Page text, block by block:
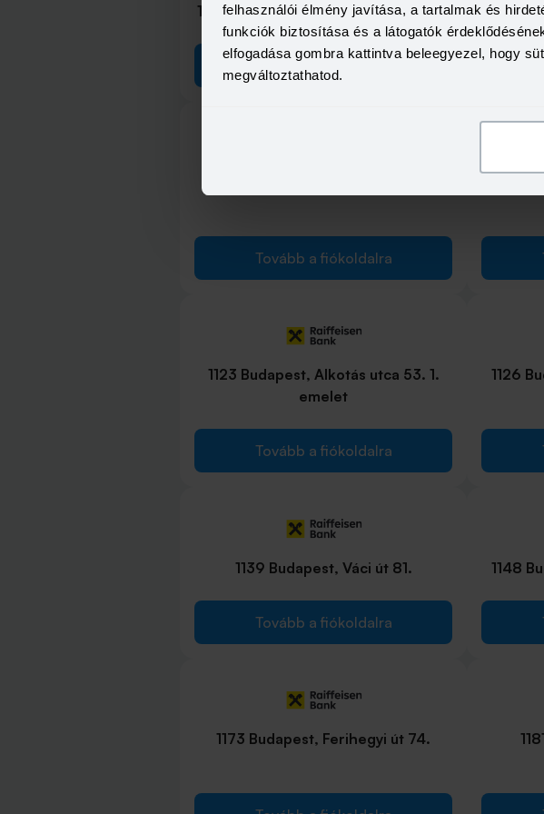
felhasználói élmény javítása, a tartalmak és
funkciók biztosítása és a látogatók
elfogadása gombra kattintva beleegyezel, hogy
megváltoztathatod.
1106 Budapest, Örs vezér tere 25/A.
Tovább a fiókoldalra
Tovább a fiókoldalra
1123 Budapest, Alkotás utca 53. 1.
emelet
Tovább a fiókoldalra
1126
1139 Budapest, Váci út 81.
Tovább a fiókoldalra
1148
1173 Budapest, Ferihegyi út 74.